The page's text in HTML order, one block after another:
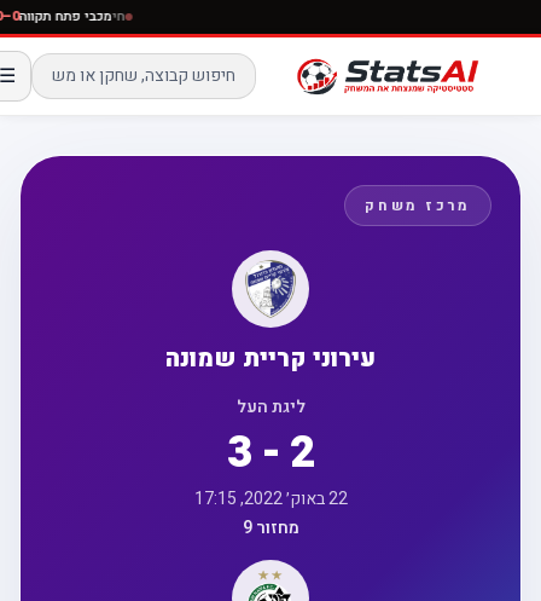
חימכבי פתח
☰
מרכז משחק
עירוני קריית שמונה
ליגת העל
3 - 2
22 באוק׳ 2022, 17:15
מחזור 9